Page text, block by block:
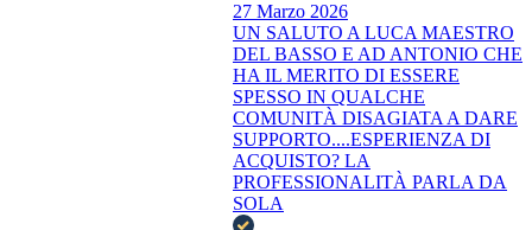
27 Marzo 2026
UN SALUTO A LUCA MAESTRO
DEL BASSO E AD ANTONIO CHE
HA IL MERITO DI ESSERE
SPESSO IN QUALCHE
COMUNITÀ DISAGIATA A DARE
SUPPORTO....ESPERIENZA DI
ACQUISTO? LA
PROFESSIONALITÀ PARLA DA
SOLA